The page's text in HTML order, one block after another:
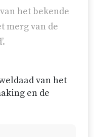
het bekende
merg van de
van het
en de